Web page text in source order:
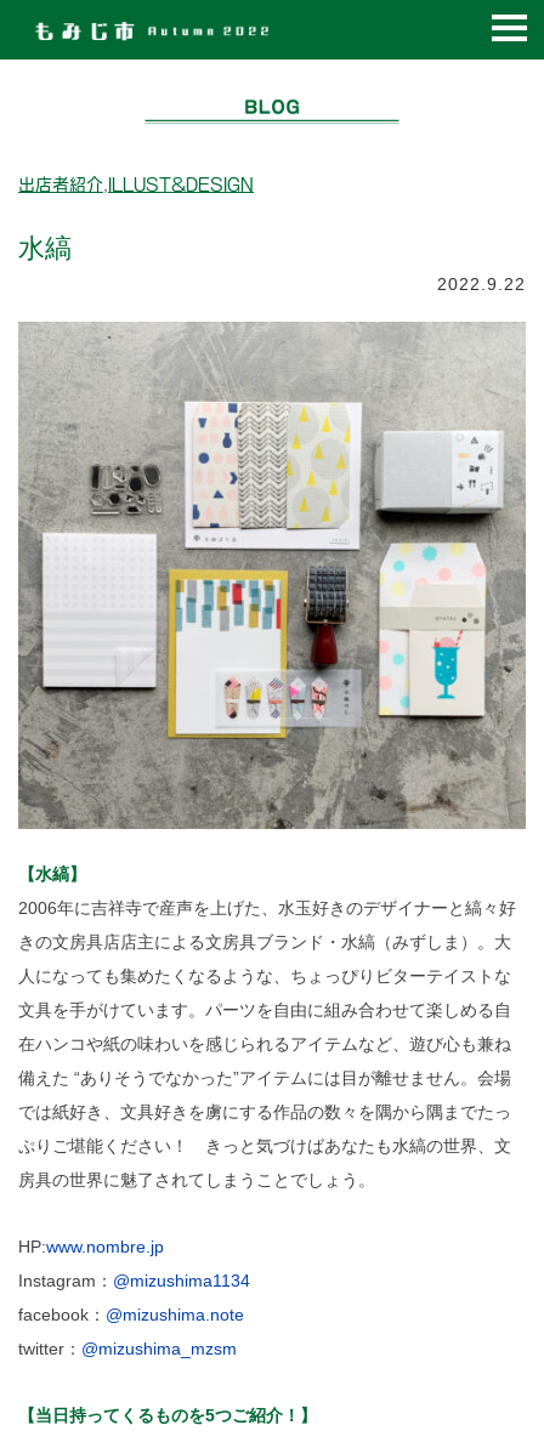
出店者紹介 ILLUST&DESIGN
水縞
2022.9.22
【水縞】
2006年に吉祥寺で産声を上げた、水玉好きのデザイナーと縞々好
きの文房具店店主による文房具ブランド・水縞（みずしま）。大
人になっても集めたくなるような、ちょっぴりビターテイストな
文具を手がけています。パーツを自由に組み合わせて楽しめる自
在ハンコや紙の味わいを感じられるアイテムなど、遊び心も兼ね
備えた “ありそうでなかった”アイテムには目が離せません。会場
では紙好き、文具好きを虜にする作品の数々を隅から隅までたっ
ぷりご堪能ください！ きっと気づけばあなたも水縞の世界、文
房具の世界に魅了されてしまうことでしょう。
HP:www.nombre.jp
Instagram： @mizushima1134
facebook： @mizushima.note
twitter： @mizushima_mzsm
【当日持ってくるものを5つご紹介！】